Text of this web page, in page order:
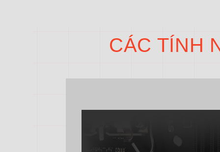
CÁC TÍNH